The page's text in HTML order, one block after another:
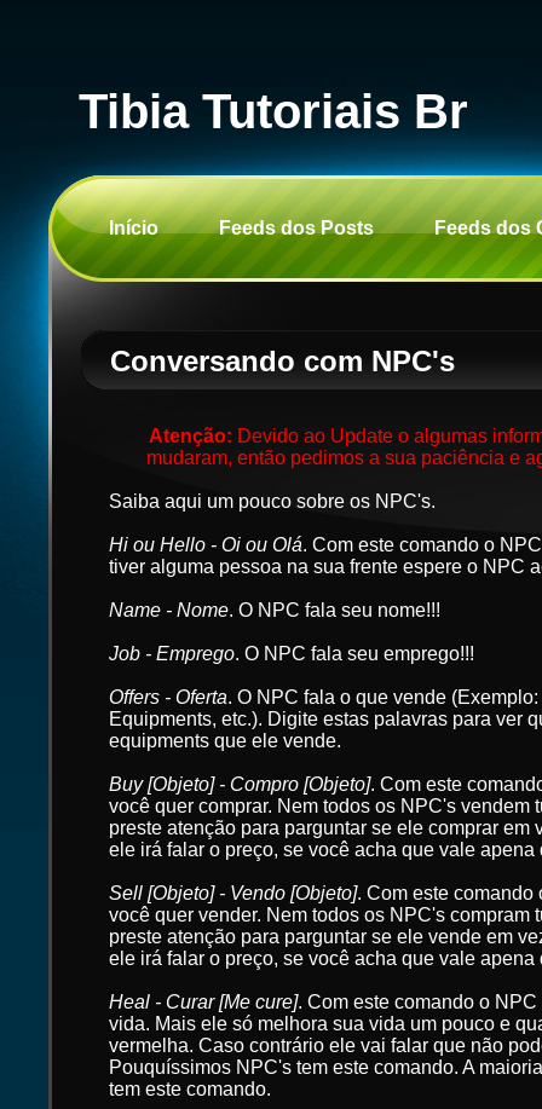
Tibia Tutoriais Br
Início Feeds dos Posts Feeds dos
Conversando com NPC's
Atenção: Devido ao Update o algumas
mudaram, então pedimos a sua paciência e
Saiba aqui um pouco sobre os NPC's.
Hi ou Hello - Oi ou Olá. Com este comando o
tiver alguma pessoa na sua frente espere o NPC
Name - Nome. O NPC fala seu nome!!!
Job - Emprego. O NPC fala seu emprego!!!
Offers - Oferta. O NPC fala o que vende
Equipments, etc.). Digite estas palavras para ver
equipments que ele vende.
Buy [Objeto] - Compro [Objeto]. Com este
você quer comprar. Nem todos os NPC's vendem
preste atenção para parguntar se ele comprar em
ele irá falar o preço, se você acha que vale
Sell [Objeto] - Vendo [Objeto]. Com este comando
você quer vender. Nem todos os NPC's compram
preste atenção para parguntar se ele vende em
ele irá falar o preço, se você acha que vale
Heal - Curar [Me cure]. Com este comando o
vida. Mais ele só melhora sua vida um pouco e
vermelha. Caso contrário ele vai falar que não
Pouquíssimos NPC's tem este comando. A
tem este comando.